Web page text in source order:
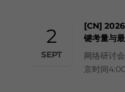
2
SEPT
[CN] 2026
键考量与
网络研讨
京时间